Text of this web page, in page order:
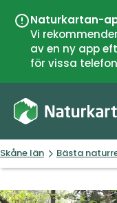
Naturkartan-
Vi
av en ny app
för vissa
Skåne län Bästa